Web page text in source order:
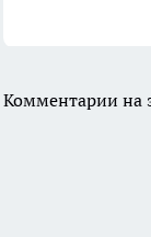
Комментарии на